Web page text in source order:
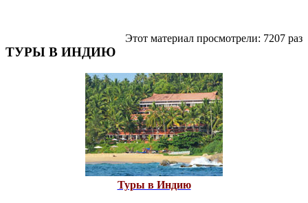
Этот материал просмотрели: 7207 раз
ТУРЫ В ИНДИЮ
Туры в Индию